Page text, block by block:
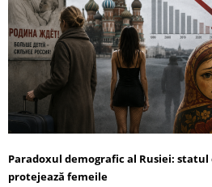
Paradoxul demografic al Rusiei:
protejează femeile